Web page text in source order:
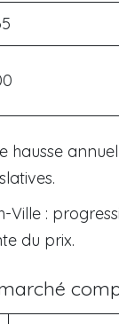
hausse
Ville :
du prix.